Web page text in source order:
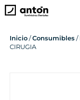
Inicio/Consumibles/
CIRUGIA